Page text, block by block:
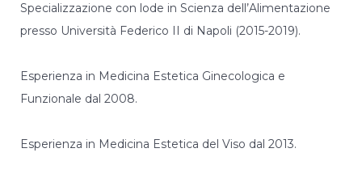
Specializzazione con lode in Scienza dell’Alimentazione
presso Università Federico II di Napoli (2015-2019).
Esperienza in Medicina Estetica Ginecologica e
Funzionale dal 2008.
Esperienza in Medicina Estetica del Viso dal 2013.
strumenti
(anche di terze
parti)
Rifiutando
questi cookies
essere